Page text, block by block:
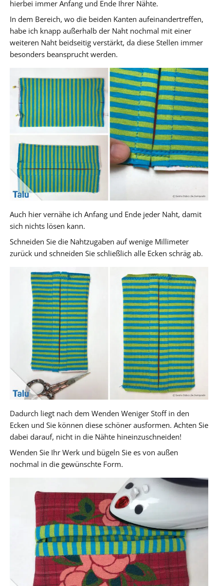
hierbei immer Anfang und Ende Ihrer Nähte.
In dem Bereich, wo die beiden Kanten aufeinandertreffen,
habe ich knapp außerhalb der Naht nochmal mit einer
weiteren Naht beidseitig verstärkt, da diese Stellen immer
besonders beansprucht werden.
Auch hier vernähe ich Anfang und Ende jeder Naht, damit
sich nichts lösen kann.
Schneiden Sie die Nahtzugaben auf wenige Millimeter
zurück und schneiden Sie schließlich alle Ecken schräg ab.
Dadurch liegt nach dem Wenden Weniger Stoff in den
Ecken und Sie können diese schöner ausformen. Achten Sie
dabei darauf, nicht in die Nähte hineinzuschneiden!
Wenden Sie Ihr Werk und bügeln Sie es von außen
nochmal in die gewünschte Form.